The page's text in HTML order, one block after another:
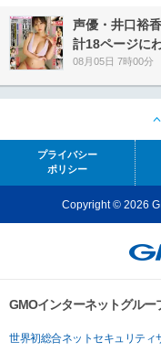
声優・井口裕
計18ページに
08月05日 7時00分
プライバシー
ポリシー
Copyright © 2026
GMOインターネットグル
世界初総合ネットセキュリティ